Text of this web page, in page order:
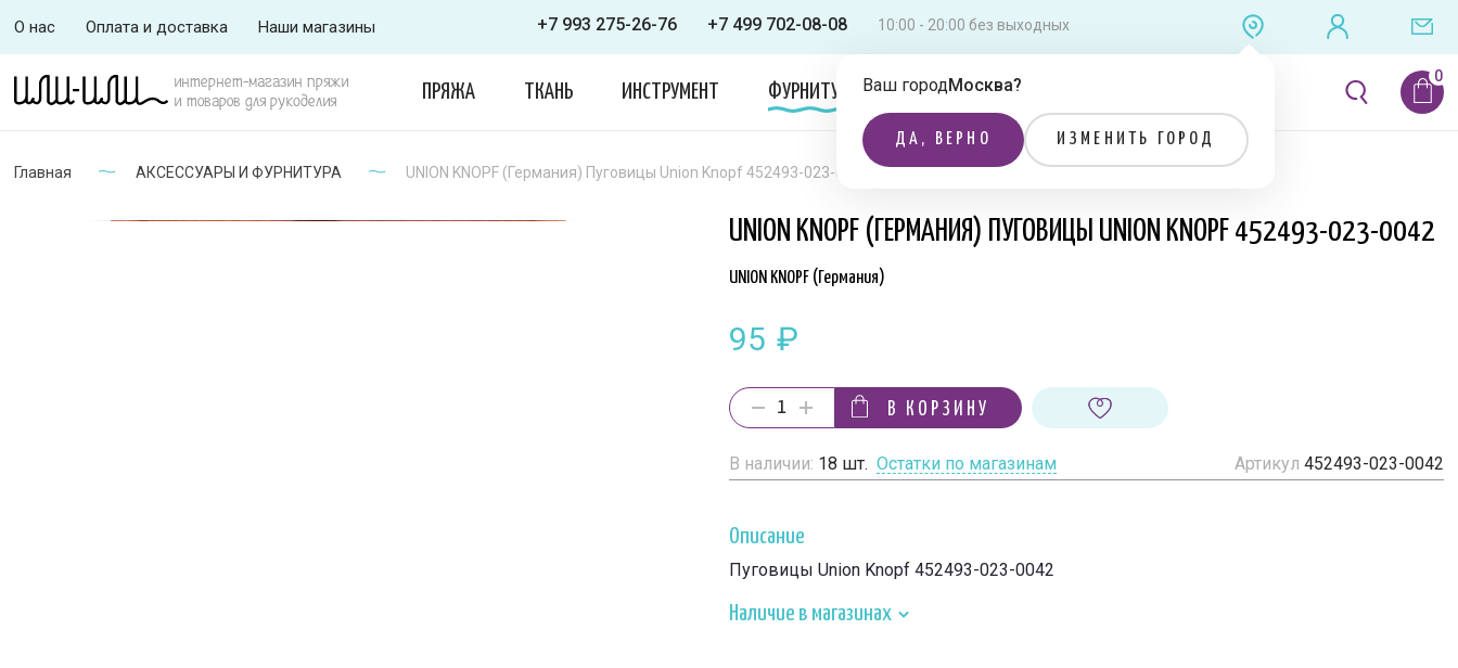
О нас Оплата и доставка Наши магазины +7 993 275-26-76 +7 499 702-08-08 10:00 - 20:00 без выходных
Ваш городМосква?
ДА, ВЕРНО ИЗМЕНИТЬ ГОРОД
интернет-магазин пряжи
и товаров для рукоделия
ПРЯЖА ТКАНЬ ИНСТРУМЕНТ ФУРНИТУРА ОДЕЖДА ЛИТЕРАТУРА
Главная АКСЕССУАРЫ И ФУРНИТУРА UNION KNOPF (Германия) Пуговицы Union Knopf 452493-023-0042
UNION KNOPF (ГЕРМАНИЯ) ПУГОВИЦЫ UNION KNOPF 452493-023-0042
UNION KNOPF (Германия)
95 ₽
В КОРЗИНУ
В наличии: 18 шт. Остатки по магазинам Артикул 452493-023-0042
Описание
Пуговицы Union Knopf 452493-023-0042
Наличие в магазинах